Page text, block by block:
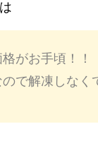
がお手頃！！
で解凍しなく